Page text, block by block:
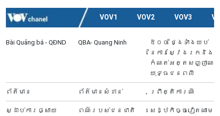
VOV1 VOV2 VOV3
Bài Quảng bá - QĐND QBA- Quang Ninh
៥០០ ថ្ងៃទាំងយប់
នៃការស្វែងរកនិង
កំណត់អត្តសញ្ញាណ
យុទ្ធជនពលី
ព័ត៍មាន ព័ត៌មានសំខាន់ ព្រឹត្តិការណ៍
ស្ដាប់ការផ្សាយ
ពណ៌របស់ជនជាតិ
សេដ្ឋកិច្ចវៀតណាម